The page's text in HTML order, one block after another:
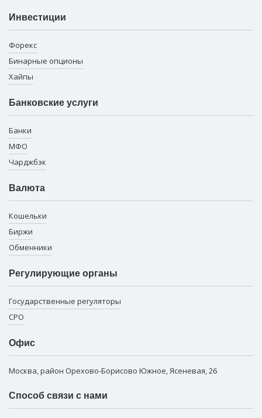
Инвестиции
Форекс
Бинарные опционы
Хайпы
Банковские услуги
Банки
МФО
Чарджбэк
Валюта
Кошельки
Биржи
Обменники
Регулирующие органы
Государственные регуляторы
СРО
Офис
Москва, район Орехово-Борисово Южное, Ясеневая, 26
Способ связи с нами